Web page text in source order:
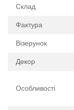
Склад
Фактура
Візерунок
Декор
Особливості